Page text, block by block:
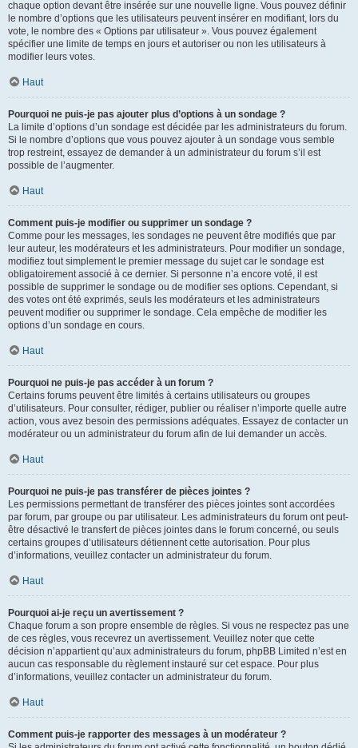
chaque option devant être insérée sur une nouvelle ligne. Vous pouvez définir
le nombre d’options que les utilisateurs peuvent insérer en modifiant, lors du
vote, le nombre des « Options par utilisateur ». Vous pouvez également
spécifier une limite de temps en jours et autoriser ou non les utilisateurs à
modifier leurs votes.
Haut
Pourquoi ne puis-je pas ajouter plus d’options à un sondage ?
La limite d’options d’un sondage est décidée par les administrateurs du forum.
Si le nombre d’options que vous pouvez ajouter à un sondage vous semble
trop restreint, essayez de demander à un administrateur du forum s’il est
possible de l’augmenter.
Haut
Comment puis-je modifier ou supprimer un sondage ?
Comme pour les messages, les sondages ne peuvent être modifiés que par
leur auteur, les modérateurs et les administrateurs. Pour modifier un sondage,
modifiez tout simplement le premier message du sujet car le sondage est
obligatoirement associé à ce dernier. Si personne n’a encore voté, il est
possible de supprimer le sondage ou de modifier ses options. Cependant, si
des votes ont été exprimés, seuls les modérateurs et les administrateurs
peuvent modifier ou supprimer le sondage. Cela empêche de modifier les
options d’un sondage en cours.
Haut
Pourquoi ne puis-je pas accéder à un forum ?
Certains forums peuvent être limités à certains utilisateurs ou groupes
d’utilisateurs. Pour consulter, rédiger, publier ou réaliser n’importe quelle autre
action, vous avez besoin des permissions adéquates. Essayez de contacter un
modérateur ou un administrateur du forum afin de lui demander un accès.
Haut
Pourquoi ne puis-je pas transférer de pièces jointes ?
Les permissions permettant de transférer des pièces jointes sont accordées
par forum, par groupe ou par utilisateur. Les administrateurs du forum ont peut-
être désactivé le transfert de pièces jointes dans le forum concerné, ou seuls
certains groupes d’utilisateurs détiennent cette autorisation. Pour plus
d’informations, veuillez contacter un administrateur du forum.
Haut
Pourquoi ai-je reçu un avertissement ?
Chaque forum a son propre ensemble de règles. Si vous ne respectez pas une
de ces règles, vous recevrez un avertissement. Veuillez noter que cette
décision n’appartient qu’aux administrateurs du forum, phpBB Limited n’est en
aucun cas responsable du règlement instauré sur cet espace. Pour plus
d’informations, veuillez contacter un administrateur du forum.
Haut
Comment puis-je rapporter des messages à un modérateur ?